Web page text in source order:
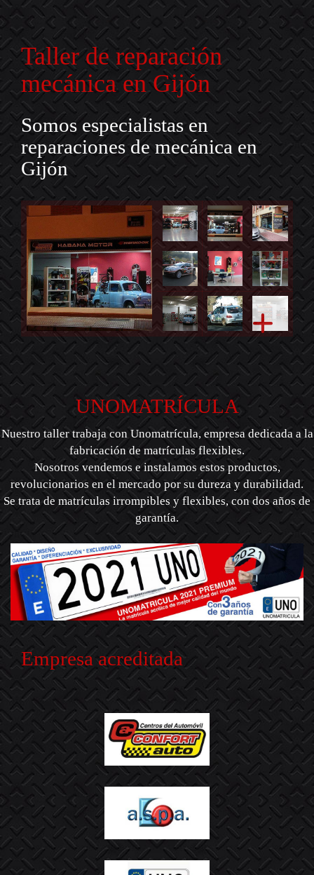
Taller de reparación
mecánica en Gijón
Somos especialistas en
reparaciones de mecánica en
Gijón
UNOMATRÍCULA
Nuestro taller trabaja con Unomatrícula, empresa dedicada a la
fabricación de matrículas flexibles.
Nosotros vendemos e instalamos estos productos,
revolucionarios en el mercado por su dureza y durabilidad.
Se trata de matrículas irrompibles y flexibles, con dos años de
garantía.
Empresa acreditada